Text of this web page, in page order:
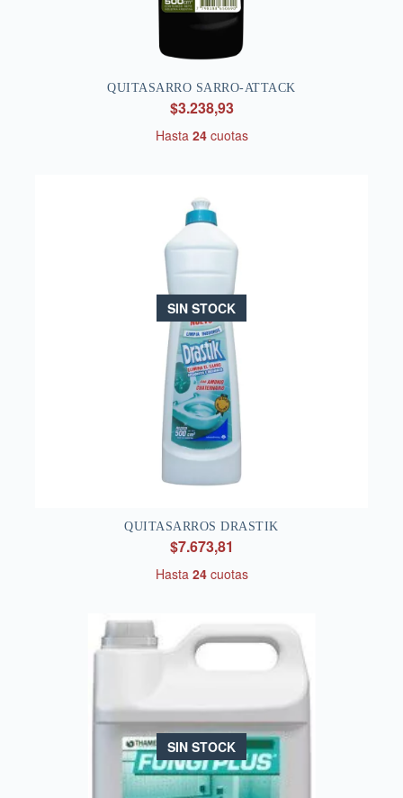
QUITASARRO SARRO-ATTACK
$3.238,93
Hasta 24cuotas
SIN STOCK
QUITASARROS DRASTIK
$7.673,81
Hasta 24cuotas
SIN STOCK